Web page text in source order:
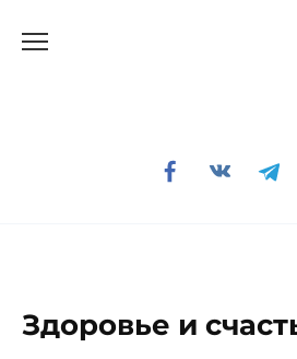
Здоровье и